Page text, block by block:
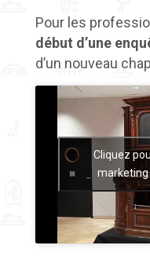
Pour les
début d’une
d’un nouveau
Cliquez
marketing